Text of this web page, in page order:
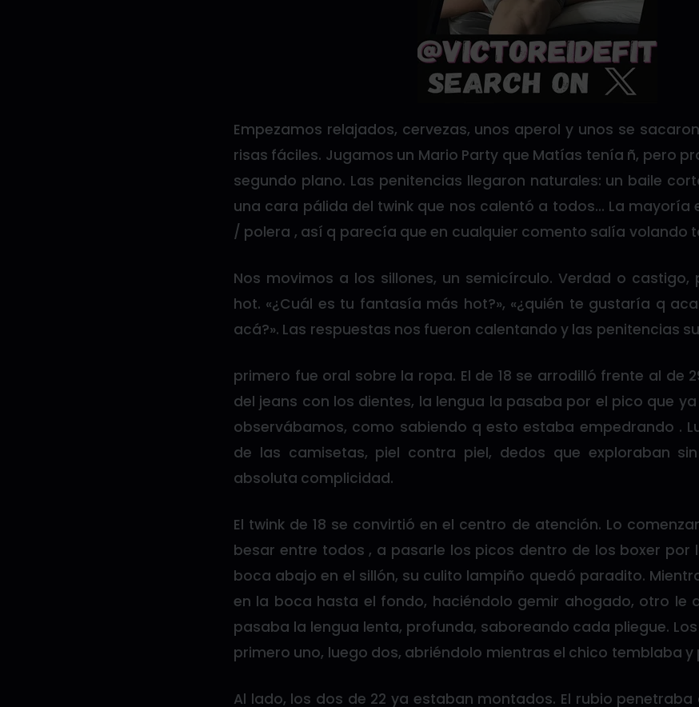
Empezamos relajados, cervezas, unos aperol y unos se
risas fáciles. Jugamos un Mario Party que Matías tenía ñ, pero
segundo plano. Las penitencias llegaron naturales: un baile
una cara pálida del twink que nos calentó a todos… La mayoría
/ polera , así q parecía que en cualquier comento salía volando
Nos movimos a los sillones, un semicírculo. Verdad o castigo,
hot. «¿Cuál es tu fantasía más hot?», «¿quién te gustaría q
acá?». Las respuestas nos fueron calentando y las penitencias
primero fue oral sobre la ropa. El de 18 se arrodilló frente al de
del jeans con los dientes, la lengua la pasaba por el pico que
observábamos, como sabiendo q esto estaba empedrando .
de las camisetas, piel contra piel, dedos que exploraban
absoluta complicidad.
El twink de 18 se convirtió en el centro de atención. Lo
besar entre todos , a pasarle los picos dentro de los boxer por
boca abajo en el sillón, su culito lampiño quedó paradito.
en la boca hasta el fondo, haciéndolo gemir ahogado, otro le
pasaba la lengua lenta, profunda, saboreando cada pliegue.
primero uno, luego dos, abriéndolo mientras el chico temblaba y
Al lado, los dos de 22 ya estaban montados. El rubio